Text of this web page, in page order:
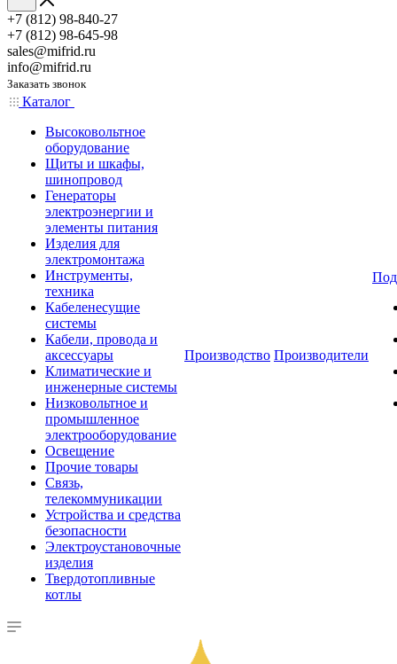
+7 (812) 98-840-27
+7 (812) 98-645-98
sales@mifrid.ru
info@mifrid.ru
Заказать звонок
Каталог
Высоковольтное
оборудование
Щиты и шкафы,
шинопровод
Генераторы
электроэнергии и
элементы питания
Изделия для
электромонтажа
Инструменты,
техника
Кабеленесущие
системы
Кабели, провода и
аксессуары
Климатические и
инженерные системы
Низковольтное и
промышленное
электрооборудование
Освещение
Прочие товары
Связь,
телекоммуникации
Устройства и средства
безопасности
Электроустановочные
изделия
Твердотопливные
котлы
Производство Производители